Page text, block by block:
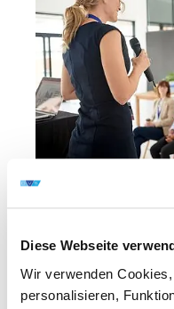
Diese Webseite
Wir verwenden
personalisieren,
Präsentiere
Deine
Beschichten vor
Deutschland zu